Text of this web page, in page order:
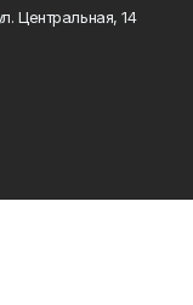
Центральная, 14